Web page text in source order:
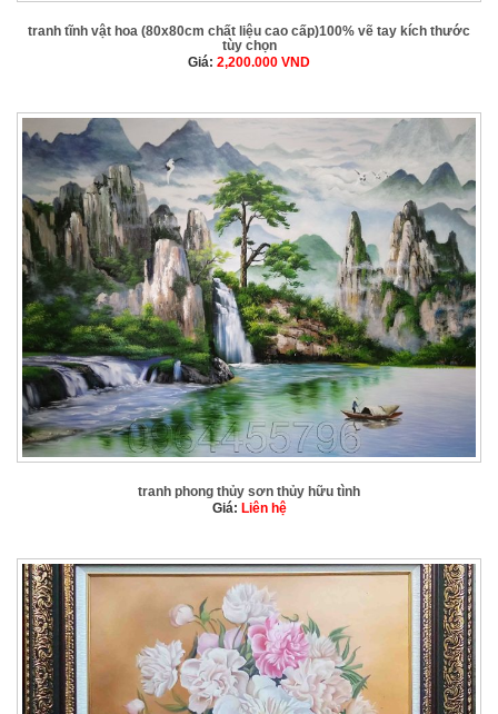
tranh tĩnh vật hoa (80x80cm chất liệu cao cấp)100% vẽ tay kích thước
tùy chọn
Giá: 2,200.000 VND
tranh phong thủy sơn thủy hữu tình
Giá: Liên hệ